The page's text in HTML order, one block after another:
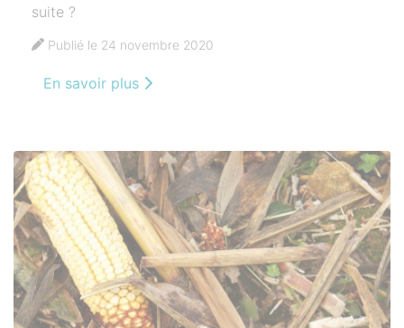
suite ?
Publié le 24 novembre 2020
En savoir plus